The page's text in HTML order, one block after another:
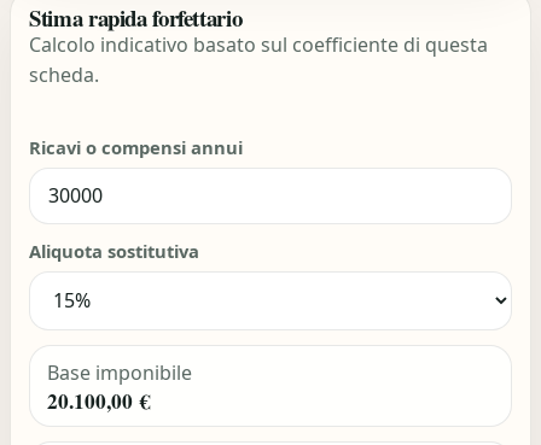
Stima rapida forfettario
Calcolo indicativo basato sul coefficiente di questa
scheda.
Ricavi o compensi annui
Aliquota sostitutiva
Base imponibile
20.100,00 €